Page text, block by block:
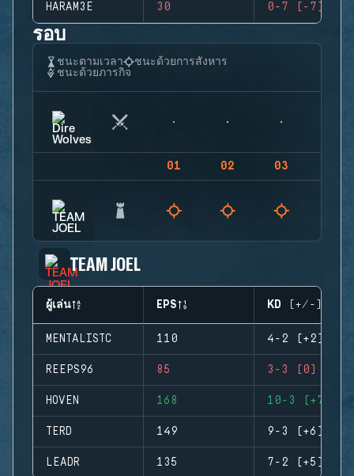
HARAM3E 30 0-7 (-7)
รอบ
ชนะตามเวลา
ชนะด้วยการสังหาร
ชนะด้วยภารกิจ
01 02 03
TEAM JOEL
ผู้เล่น EPS KD (+/-)
MENTALISTC 110 4-2 (+2)
REEPS96 85 3-3 (0)
HOVEN 168 10-3 (+7)
TERD 149 9-3 (+6)
LEADR 135 7-2 (+5)